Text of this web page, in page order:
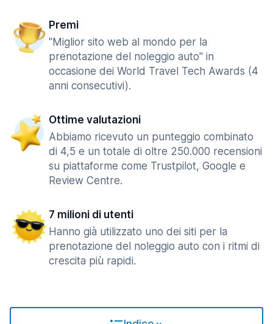
Premi
"Miglior sito web al mondo per la
prenotazione del noleggio auto" in
occasione dei World Travel Tech Awards (4
anni consecutivi).
Ottime valutazioni
Abbiamo ricevuto un punteggio combinato
di 4,5 e un totale di oltre 250.000 recensioni
su piattaforme come Trustpilot, Google e
Review Centre.
7 milioni di utenti
Hanno già utilizzato uno dei siti per la
prenotazione del noleggio auto con i ritmi di
crescita più rapidi.